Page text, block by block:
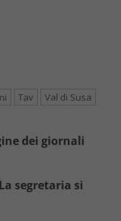
Tav Val di Susa
dei giornali
segretaria si